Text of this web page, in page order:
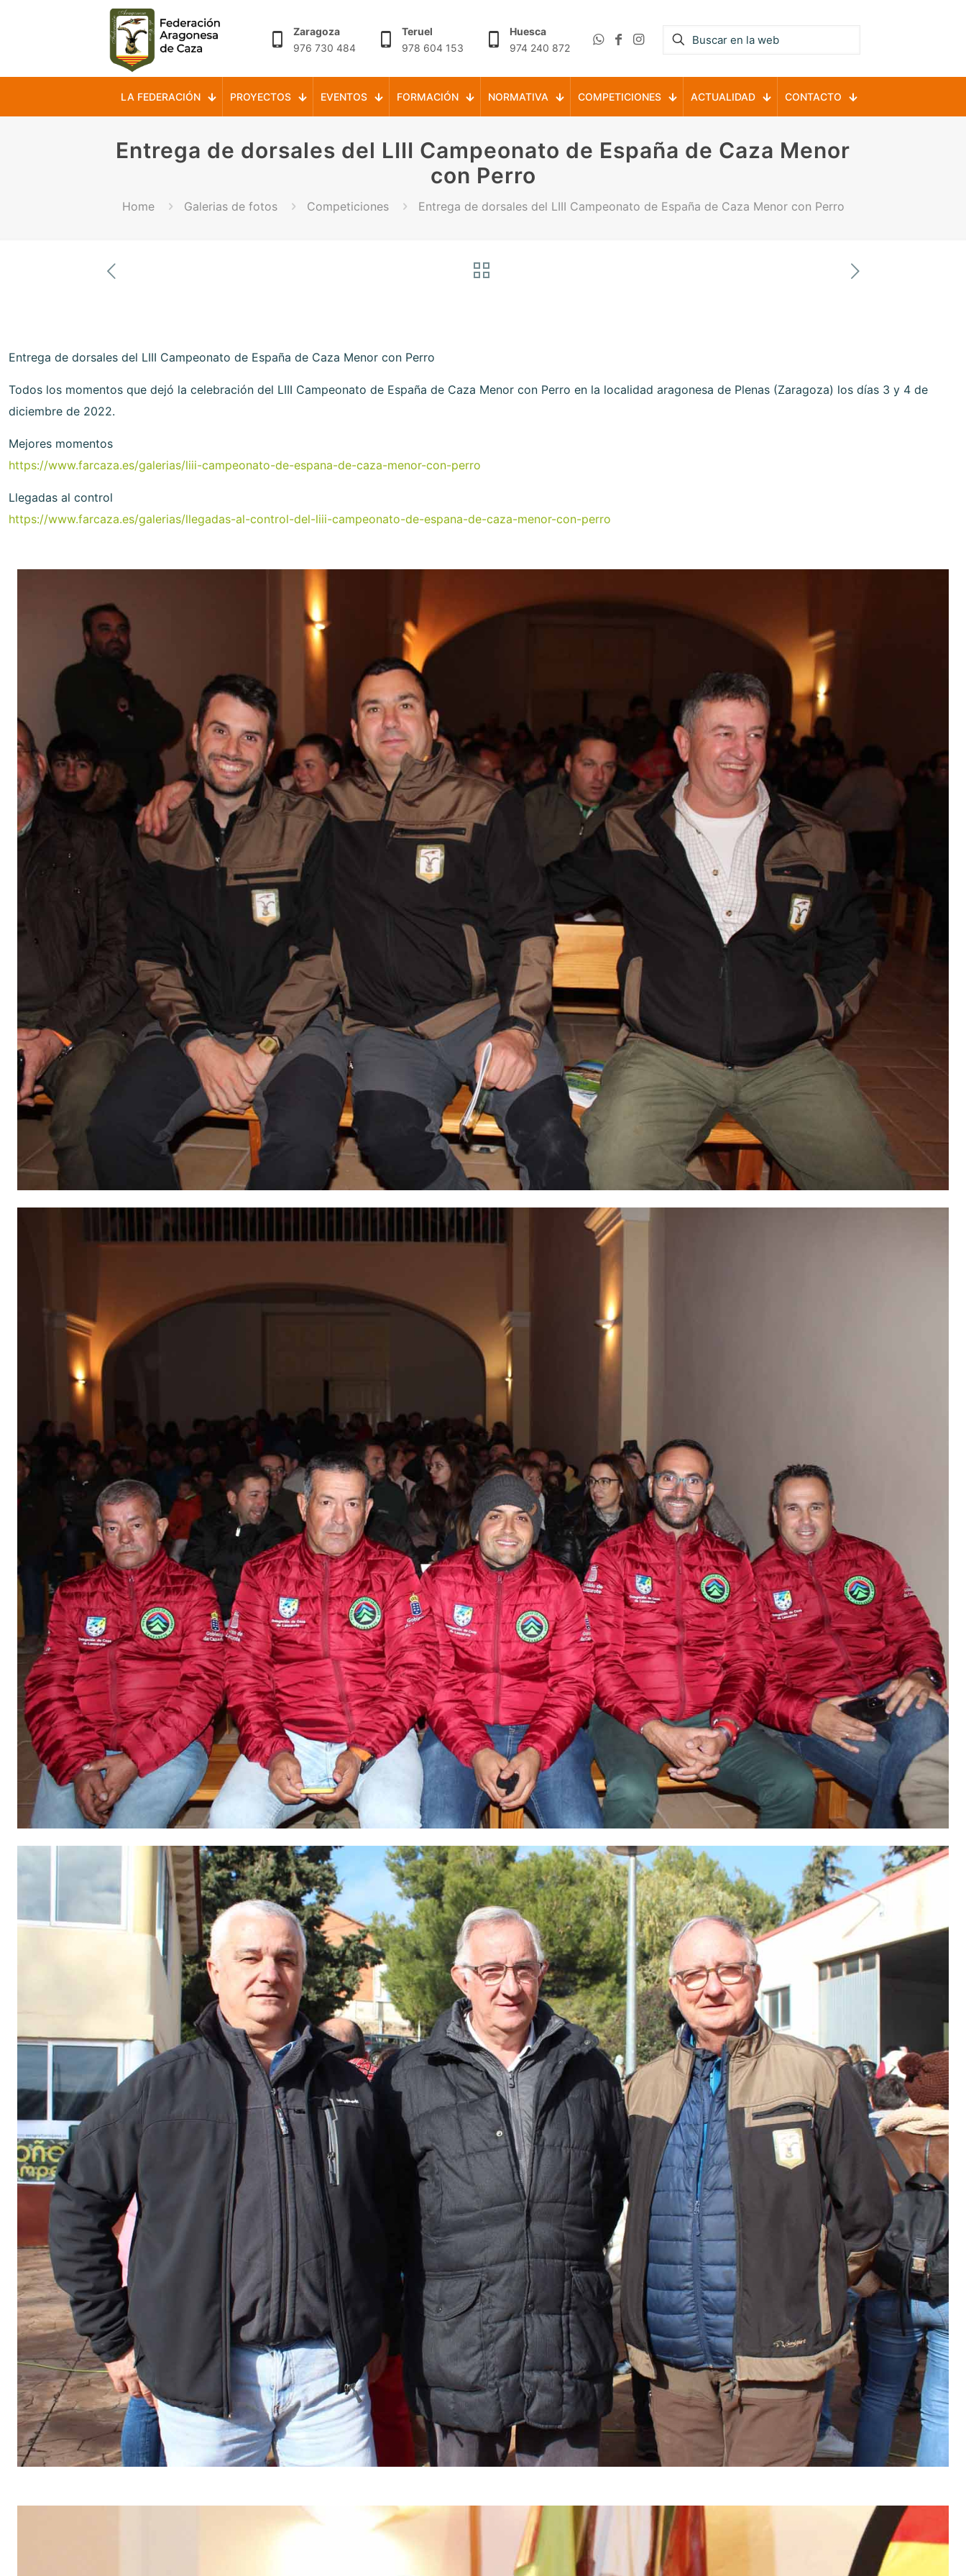
Zaragoza
976 730 484
Teruel
978 604 153
Huesca
974 240 872
LA FEDERACIÓN PROYECTOS EVENTOS FORMACIÓN NORMATIVA COMPETICIONES ACTUALIDAD CONTACTO
Entrega de dorsales del LIII Campeonato de España de Caza Menor
con Perro
Home Galerias de fotos Competiciones Entrega de dorsales del LIII Campeonato de España de Caza Menor con Perro
Entrega de dorsales del LIII Campeonato de España de Caza Menor con Perro
Todos los momentos que dejó la celebración del LIII Campeonato de España de Caza Menor con Perro en la localidad aragonesa de Plenas (Zaragoza) los días 3 y 4 de
diciembre de 2022.
Mejores momentos
https://www.farcaza.es/galerias/liii-campeonato-de-espana-de-caza-menor-con-perro
Llegadas al control
https://www.farcaza.es/galerias/llegadas-al-control-del-liii-campeonato-de-espana-de-caza-menor-con-perro